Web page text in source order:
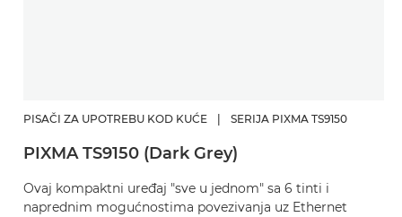
PISAČI ZA UPOTREBU KOD KUĆE SERIJA PIXMA TS9150
PIXMA TS9150 (Dark Grey)
Ovaj kompaktni uređaj "sve u jednom" sa 6 tinti i
naprednim mogućnostima povezivanja uz Ethernet